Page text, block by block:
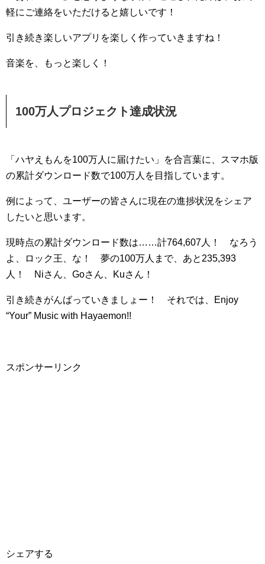
軽にご連絡をいただけると嬉しいです！
引き続き楽しいアプリを楽しく作っていきますね！
音楽を、もっと楽しく！
100万人プロジェクト達成状況
「ハヤえもんを100万人に届けたい」を合言葉に、スマホ版
の累計ダウンロード数で100万人を目指しています。
例によって、ユーザーの皆さんに現在の進捗状況をシェア
したいと思います。
現時点の累計ダウンロード数は……計764,607人！ なろう
よ、ロック王、な！ 夢の100万人まで、あと235,393
人！ Niさん、Goさん、Kuさん！
引き続きがんばっていきましょー！ それでは、Enjoy
“Your” Music with Hayaemon!!
スポンサーリンク
シェアする